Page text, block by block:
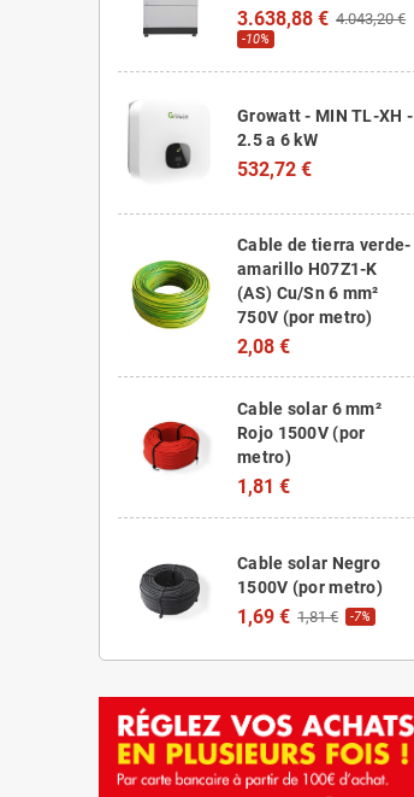
3.638,88 € 4.043,20 €
-10%
Growatt - MIN TL-XH -
2.5 a 6 kW
532,72 €
Cable de tierra verde-
amarillo H07Z1-K
(AS) Cu/Sn 6 mm²
750V (por metro)
2,08 €
Cable solar 6 mm²
Rojo 1500V (por
metro)
1,81 €
Cable solar Negro
1500V (por metro)
1,69 € 1,81 € -7%